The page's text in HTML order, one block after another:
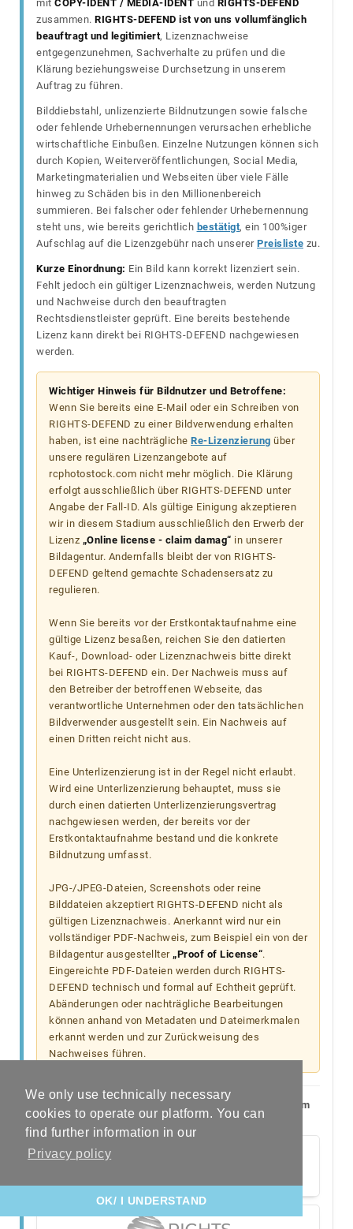
We only use technically necessary
cookies to operate our platform. You can
find further information in our
Privacy policy
OK/ I UNDERSTAND
mit COPY-IDENT / MEDIA-IDENT und RIGHTS-DEFEND
zusammen. RIGHTS-DEFEND ist von uns vollumfänglich
beauftragt und legitimiert, Lizenznachweise
entgegenzunehmen, Sachverhalte zu prüfen und die
Klärung beziehungsweise Durchsetzung in unserem
Auftrag zu führen.
Bilddiebstahl, unlizenzierte Bildnutzungen sowie falsche
oder fehlende Urhebernennungen verursachen erhebliche
wirtschaftliche Einbußen. Einzelne Nutzungen können sich
durch Kopien, Weiterveröffentlichungen, Social Media,
Marketingmaterialien und Webseiten über viele Fälle
hinweg zu Schäden bis in den Millionenbereich
summieren. Bei falscher oder fehlender Urhebernennung
steht uns, wie bereits gerichtlich bestätigt, ein 100%iger
Aufschlag auf die Lizenzgebühr nach unserer Preisliste zu.
Kurze Einordnung: Ein Bild kann korrekt lizenziert sein.
Fehlt jedoch ein gültiger Lizenznachweis, werden Nutzung
und Nachweise durch den beauftragten
Rechtsdienstleister geprüft. Eine bereits bestehende
Lizenz kann direkt bei RIGHTS-DEFEND nachgewiesen
werden.
Wichtiger Hinweis für Bildnutzer und Betroffene:
Wenn Sie bereits eine E-Mail oder ein Schreiben von
RIGHTS-DEFEND zu einer Bildverwendung erhalten
haben, ist eine nachträgliche Re-Lizenzierung über
unsere regulären Lizenzangebote auf
rcphotostock.com nicht mehr möglich. Die Klärung
erfolgt ausschließlich über RIGHTS-DEFEND unter
Angabe der Fall-ID. Als gültige Einigung akzeptieren
wir in diesem Stadium ausschließlich den Erwerb der
Lizenz „Online license - claim damag“ in unserer
Bildagentur. Andernfalls bleibt der von RIGHTS-
DEFEND geltend gemachte Schadensersatz zu
regulieren.
Wenn Sie bereits vor der Erstkontaktaufnahme eine
gültige Lizenz besaßen, reichen Sie den datierten
Kauf-, Download- oder Lizenznachweis bitte direkt
bei RIGHTS-DEFEND ein. Der Nachweis muss auf
den Betreiber der betroffenen Webseite, das
verantwortliche Unternehmen oder den tatsächlichen
Bildverwender ausgestellt sein. Ein Nachweis auf
einen Dritten reicht nicht aus.
Eine Unterlizenzierung ist in der Regel nicht erlaubt.
Wird eine Unterlizenzierung behauptet, muss sie
durch einen datierten Unterlizenzierungsvertrag
nachgewiesen werden, der bereits vor der
Erstkontaktaufnahme bestand und die konkrete
Bildnutzung umfasst.
JPG-/JPEG-Dateien, Screenshots oder reine
Bilddateien akzeptiert RIGHTS-DEFEND nicht als
gültigen Lizenznachweis. Anerkannt wird nur ein
vollständiger PDF-Nachweis, zum Beispiel ein von der
Bildagentur ausgestellter „Proof of License“.
Eingereichte PDF-Dateien werden durch RIGHTS-
DEFEND technisch und formal auf Echtheit geprüft.
Abänderungen oder nachträgliche Bearbeitungen
können anhand von Metadaten und Dateimerkmalen
erkannt werden und zur Zurückweisung des
Nachweises führen.
Mehr Informationen finden Sie hier. Bei Fragen zu Ihrem
Fall wenden Sie sich bitte anproof@rightsdefend.com